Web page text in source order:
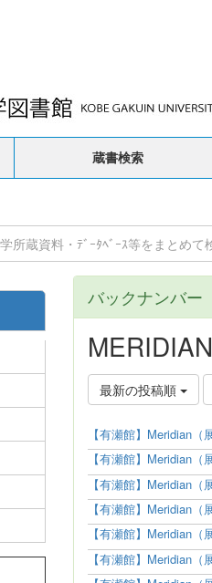
蔵書検索
バックナンバー
MERIDIAN
最新の投稿順
【有瀬館】Meridian
【有瀬館】Meridian
【有瀬館】Meridian
【有瀬館】Meridian
【有瀬館】Meridian
【有瀬館】Meridian